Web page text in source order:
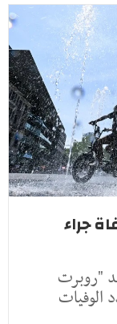
حالة وفاة جراء
"روبرت
الوفيات